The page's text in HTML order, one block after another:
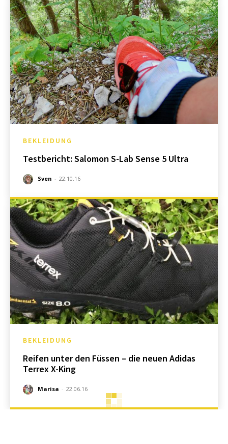
BEKLEIDUNG
Testbericht: Salomon S-Lab Sense 5 Ultra
Sven - 22.10.16
BEKLEIDUNG
Reifen unter den Füssen – die neuen Adidas
Terrex X-King
Marisa - 22.06.16